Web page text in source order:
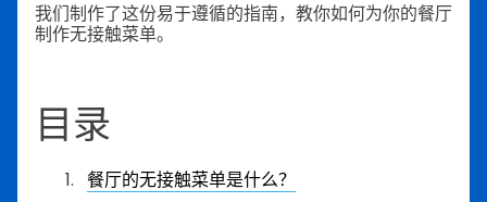
我们制作了这份易于遵循的指南，教你如何为你的餐厅
制作无接触菜单。
目录
餐厅的无接触菜单是什么？